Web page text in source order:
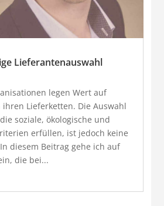
Lieferantenauswahl
legen Wert auf
Lieferketten. Die Auswahl
soziale, ökologische und
erfüllen, ist jedoch keine
diesem Beitrag gehe ich auf
die bei...